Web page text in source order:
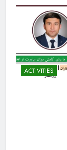
ACTIVITIES